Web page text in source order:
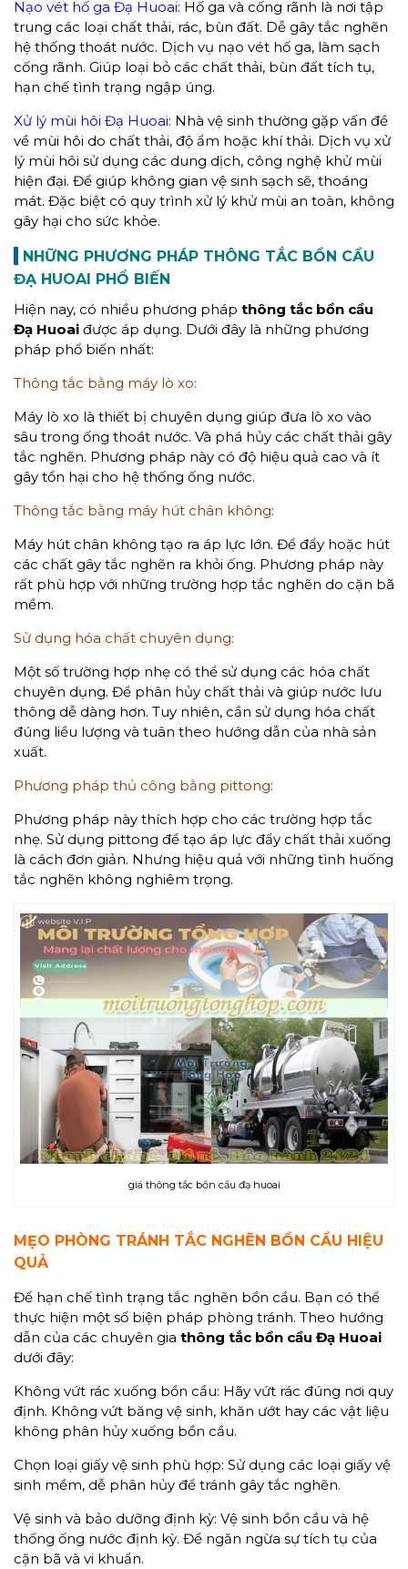
Nạo vét hố ga Đạ Huoai: Hố ga và cống rãnh là nơi tập
trung các loại chất thải, rác, bùn đất. Dễ gây tắc nghẽn
hệ thống thoát nước. Dịch vụ nạo vét hố ga, làm sạch
cống rãnh. Giúp loại bỏ các chất thải, bùn đất tích tụ,
hạn chế tình trạng ngập úng.
Xử lý mùi hôi Đạ Huoai: Nhà vệ sinh thường gặp vấn đề
về mùi hôi do chất thải, độ ẩm hoặc khí thải. Dịch vụ xử
lý mùi hôi sử dụng các dung dịch, công nghệ khử mùi
hiện đại. Để giúp không gian vệ sinh sạch sẽ, thoáng
mát. Đặc biệt có quy trình xử lý khử mùi an toàn, không
gây hại cho sức khỏe.
NHỮNG PHƯƠNG PHÁP THÔNG TẮC BỒN CẦU
ĐẠ HUOAI PHỔ BIẾN
Hiện nay, có nhiều phương pháp thông tắc bồn cầu
Đạ Huoai được áp dụng. Dưới đây là những phương
pháp phổ biến nhất:
Thông tắc bằng máy lò xo:
Máy lò xo là thiết bị chuyên dụng giúp đưa lò xo vào
sâu trong ống thoát nước. Và phá hủy các chất thải gây
tắc nghẽn. Phương pháp này có độ hiệu quả cao và ít
gây tổn hại cho hệ thống ống nước.
Thông tắc bằng máy hút chân không:
Máy hút chân không tạo ra áp lực lớn. Để đẩy hoặc hút
các chất gây tắc nghẽn ra khỏi ống. Phương pháp này
rất phù hợp với những trường hợp tắc nghẽn do cặn bã
mềm.
Sử dụng hóa chất chuyên dụng:
Một số trường hợp nhẹ có thể sử dụng các hóa chất
chuyên dụng. Để phân hủy chất thải và giúp nước lưu
thông dễ dàng hơn. Tuy nhiên, cần sử dụng hóa chất
đúng liều lượng và tuân theo hướng dẫn của nhà sản
xuất.
Phương pháp thủ công bằng pittong:
Phương pháp này thích hợp cho các trường hợp tắc
nhẹ. Sử dụng pittong để tạo áp lực đẩy chất thải xuống
là cách đơn giản. Nhưng hiệu quả với những tình huống
tắc nghẽn không nghiêm trọng.
giá thông tắc bồn cầu đạ huoai
MẸO PHÒNG TRÁNH TẮC NGHẼN BỒN CẦU HIỆU
QUẢ
Để hạn chế tình trạng tắc nghẽn bồn cầu. Bạn có thể
thực hiện một số biện pháp phòng tránh. Theo hướng
dẫn của các chuyên gia thông tắc bồn cầu Đạ Huoai
dưới đây:
Không vứt rác xuống bồn cầu: Hãy vứt rác đúng nơi quy
định. Không vứt băng vệ sinh, khăn ướt hay các vật liệu
không phân hủy xuống bồn cầu.
Chọn loại giấy vệ sinh phù hợp: Sử dụng các loại giấy vệ
sinh mềm, dễ phân hủy để tránh gây tắc nghẽn.
Vệ sinh và bảo dưỡng định kỳ: Vệ sinh bồn cầu và hệ
thống ống nước định kỳ. Để ngăn ngừa sự tích tụ của
cặn bã và vi khuẩn.